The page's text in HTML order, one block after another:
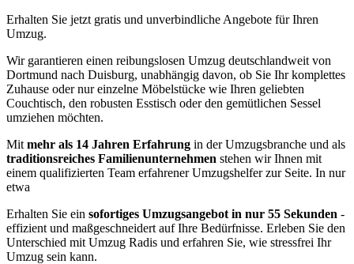
Erhalten Sie jetzt gratis und unverbindliche Angebote für Ihren
Umzug.
Wir garantieren einen reibungslosen Umzug deutschlandweit von
Dortmund nach Duisburg, unabhängig davon, ob Sie Ihr komplettes
Zuhause oder nur einzelne Möbelstücke wie Ihren geliebten
Couchtisch, den robusten Esstisch oder den gemütlichen Sessel
umziehen möchten.
Mit mehr als 14 Jahren Erfahrung in der Umzugsbranche und als
traditionsreiches Familienunternehmen stehen wir Ihnen mit
einem qualifizierten Team erfahrener Umzugshelfer zur Seite. In nur
etwa
Erhalten Sie ein sofortiges Umzugsangebot in nur 55 Sekunden -
effizient und maßgeschneidert auf Ihre Bedürfnisse. Erleben Sie den
Unterschied mit Umzug Radis und erfahren Sie, wie stressfrei Ihr
Umzug sein kann.